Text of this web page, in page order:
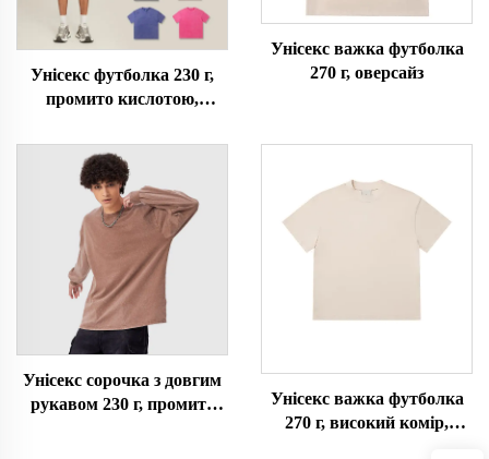
Унісекс футболка 230 г,
промито кислотою,
Унісекс важка футболка
270 г, оверсайз
Унісекс сорочка з довгим
рукавом 230 г, промита
Унісекс важка футболка
270 г, високий комір,